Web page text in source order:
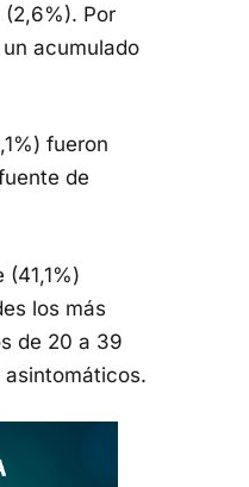
Por
acumulado
fueron
de
los más
de 20 a 39